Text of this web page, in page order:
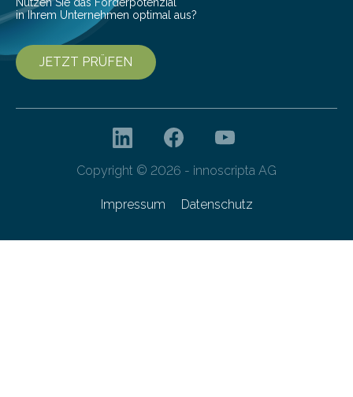
in Ihrem Unternehmen optimal aus?
JETZT PRÜFEN
Copyright © 2026 - innoscripta AG
Impressum Datenschutz